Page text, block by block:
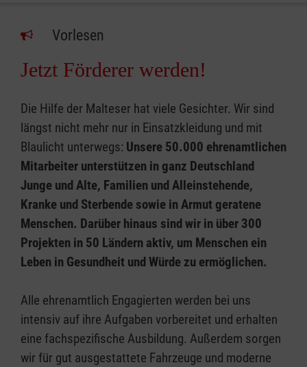
Vorlesen
Jetzt Förderer werden!
Die Hilfe der Malteser hat viele Gesichter. Wir sind
längst nicht mehr nur in Einsatzkleidung und mit
Blaulicht unterwegs: Unsere 50.000 ehrenamtlichen
Mitarbeiter unterstützen in ganz Deutschland
Junge und Alte, Familien und Alleinstehende,
Kranke und Sterbende sowie in Armut geratene
Menschen. Darüber hinaus sind wir in über 300
Projekten in 50 Ländern aktiv, um Menschen ein
Leben in Gesundheit und Würde zu ermöglichen.
Alle ehrenamtlich Engagierten werden bei uns
intensiv auf ihre Aufgaben vorbereitet und erhalten
eine fachspezifische Ausbildung. Außerdem sorgen
wir für gut ausgestattete Fahrzeuge und moderne